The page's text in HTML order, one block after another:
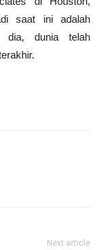
saat ini adalah
dia, dunia telah
Next article